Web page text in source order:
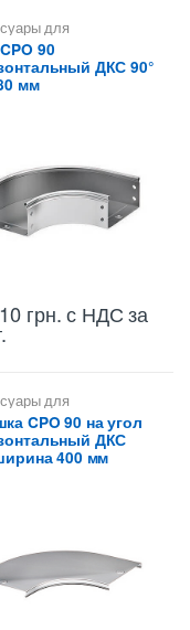
для
лотков
лотков
90
ДКС 90°
мм
грн.с НДС за
для
лотков
на повороты,
CPO 90 на угол
ДКС
400 мм